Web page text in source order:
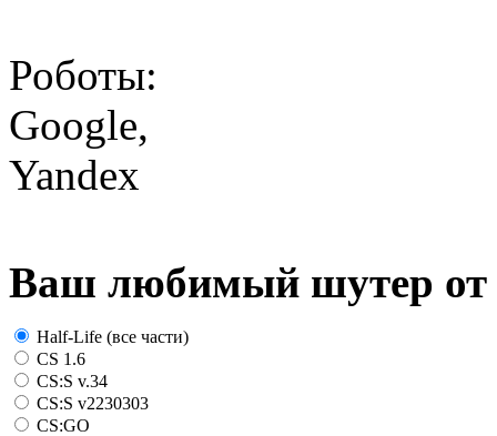
Роботы:
Google,
Yandex
Ваш любимый шутер от
Half-Life (все части)
CS 1.6
CS:S v.34
CS:S v2230303
CS:GO